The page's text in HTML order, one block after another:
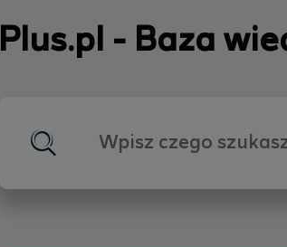
Plus.pl - Baza